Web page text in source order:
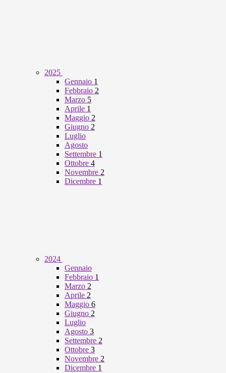
2025
Gennaio 1
Febbraio 2
Marzo 5
Aprile 1
Maggio 2
Giugno 2
Luglio
Agosto
Settembre 1
Ottobre 4
Novembre 2
Dicembre 1
2024
Gennaio
Febbraio 1
Marzo 2
Aprile 2
Maggio 6
Giugno 2
Luglio
Agosto 3
Settembre 2
Ottobre 3
Novembre 2
Dicembre 1